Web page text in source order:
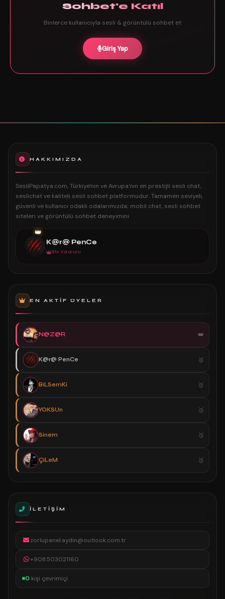
Sohbet'e Katıl
Binlerce kullanıcıyla sesli & görüntülü sohbet et
Giriş Yap
HAKKIMIZDA
SesliPapatya.com, Türkiye'nin ve Avrupa'nın en prestijli sesli chat,
seslichat ve kaliteli sesli sohbet platformudur. Tamamen seviyeli,
güvenli ve kullanıcı odaklı odalarımızda; mobil chat, sesli sohbet
siteleri ve görüntülü sohbet deneyimini
👑
K@r@ PenCe
Site Kurucusu
EN AKTIF ÜYELER
N@Z@R
K@r@ PenCe
BiLSemKi
YOKSUn
Sinem
ÇiLeM
İLETIŞIM
zorlupanel.aydin@outlook.com.tr
+908503021160
0 kişi çevrimiçi